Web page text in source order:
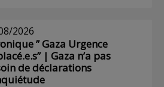
2026
” Gaza Urgence
| Gaza n’a pas
de déclarations